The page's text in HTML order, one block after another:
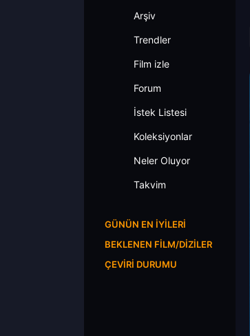
Arşiv
Trendler
Film izle
Forum
İstek Listesi
Koleksiyonlar
Neler Oluyor
Takvim
GÜNÜN EN İYILERI
BEKLENEN FILM/DIZILER
ÇEVIRI DURUMU